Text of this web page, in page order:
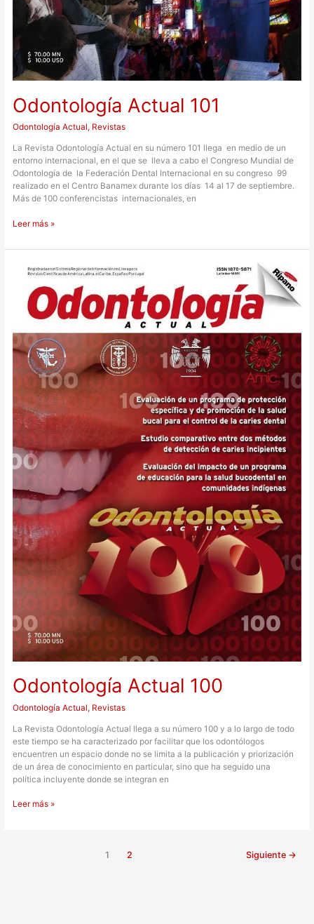
Odontología Actual 101
Odontología Actual, Revistas
La Revista Odontología Actual en su número 101 llega en medio de un
entorno internacional, en el que se lleva a cabo el Congreso Mundial de
Odontología de la Federación Dental Internacional en su congreso 99
realizado en el Centro Banamex durante los días 14 al 17 de septiembre.
Más de 100 conferencistas internacionales, en
Leer más »
Odontología Actual 100
Odontología Actual, Revistas
La Revista Odontología Actual llega a su número 100 y a lo largo de todo
este tiempo se ha caracterizado por facilitar que los odontólogos
encuentren un espacio donde no se limita a la publicación y priorización
de un área de conocimiento en particular, sino que ha seguido una
política incluyente donde se integran en
Odontología
Leer más »
1 2 Siguiente →